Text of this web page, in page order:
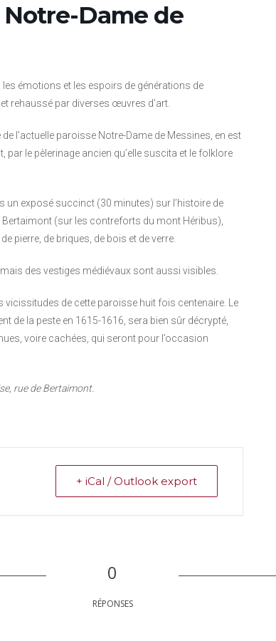
Notre-Dame de
les émotions et les espoirs de générations de
rehaussé par diverses œuvres d’art.
l’actuelle paroisse Notre-Dame de Messines, en est
le pèlerinage ancien qu’elle suscita et le folklore
un exposé succinct (30 minutes) sur l’histoire de
Bertaimont (sur les contreforts du mont Héribus),
pierre, de briques, de bois et de verre.
des vestiges médiévaux sont aussi visibles.
de cette paroisse huit fois centenaire. Le
de la peste en 1615-1616, sera bien sûr décrypté,
voire cachées, qui seront pour l’occasion
rue de Bertaimont.
+ iCal / Outlook export
0
RÉPONSES